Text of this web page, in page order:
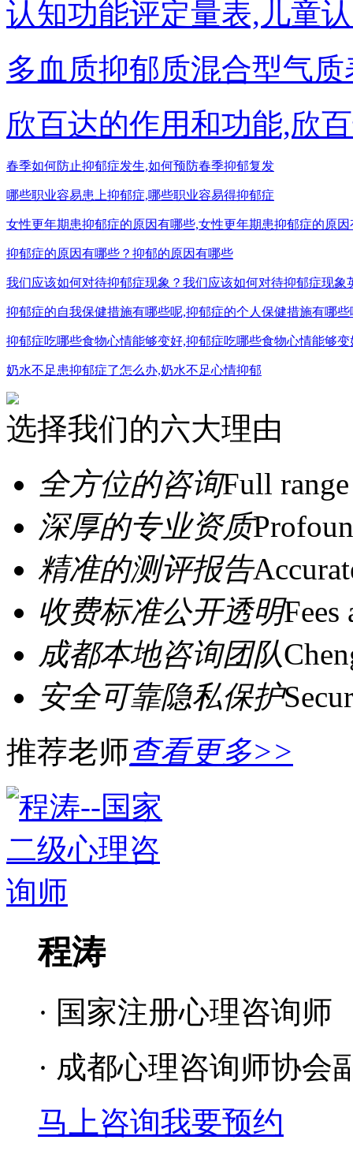
认知功能评定量表,儿童
多血质抑郁质混合型气
欣百达的作用和功能,欣
春季如何防止抑郁症发生,如何预防春季抑郁复发
哪些职业容易患上抑郁症,哪些职业容易得抑郁症
女性更年期患抑郁症的原因有哪些,女性更年期患抑郁症的原
抑郁症的原因有哪些？抑郁的原因有哪些
我们应该如何对待抑郁症现象？我们应该如何对待抑郁症现象
抑郁症的自我保健措施有哪些呢,抑郁症的个人保健措施有哪些
抑郁症吃哪些食物心情能够变好,抑郁症吃哪些食物心情能够变
奶水不足患抑郁症了怎么办,奶水不足心情抑郁
选择我们的六大理由
全方位的咨询Full
深厚的专业资质
精准的测评报告
收费标准公开透明Fees
成都本地咨询团队
安全可靠隐私保护
推荐老师查看更多>>
程涛
· 国家注册心理咨询师
· 成都心理咨询师协会
马上咨询我要预约